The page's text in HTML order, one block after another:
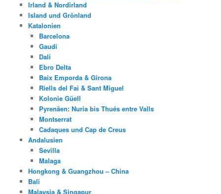
Irland & Nordirland
Island und Grönland
Katalonien
Barcelona
Gaudi
Dali
Ebro Delta
Baix Emporda & Girona
Riells del Fai & Sant Miguel
Kolonie Güell
Pyrenäen: Nuria bis Thués entre Valls
Montserrat
Cadaques und Cap de Creus
Andalusien
Sevilla
Malaga
Hongkong & Guangzhou – China
Bali
Malaysia & Singapur